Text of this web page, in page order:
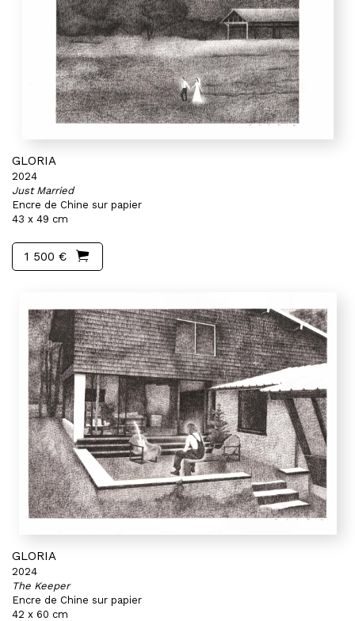
GLORIA
2024
Just Married
Encre de Chine sur papier
43 x 49 cm
1 500 €
GLORIA
2024
The Keeper
Encre de Chine sur papier
42 x 60 cm